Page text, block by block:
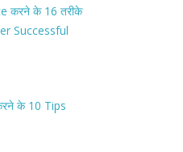
करने के 16 तरीके
Successful
के 10 Tips